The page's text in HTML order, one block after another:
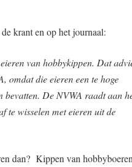
krant en op het journaal:
van hobbykippen. Dat
omdat die eieren een te hoge
bevatten. De NVWA raadt aan
te wisselen met eieren uit de
dan? Kippen van